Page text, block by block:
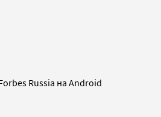
Russia на Android